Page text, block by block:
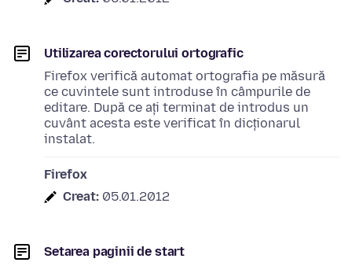
Utilizarea corectorului ortografic
Firefox verifică automat ortografia pe măsură
ce cuvintele sunt introduse în câmpurile de
editare. După ce ați terminat de introdus un
cuvânt acesta este verificat în dicționarul
instalat.
Firefox
Creat: 05.01.2012
Setarea paginii de start